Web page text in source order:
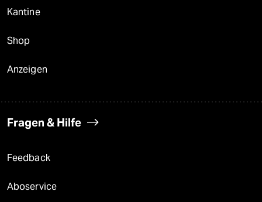
Kantine
Shop
Anzeigen
Fragen & Hilfe
Feedback
Aboservice